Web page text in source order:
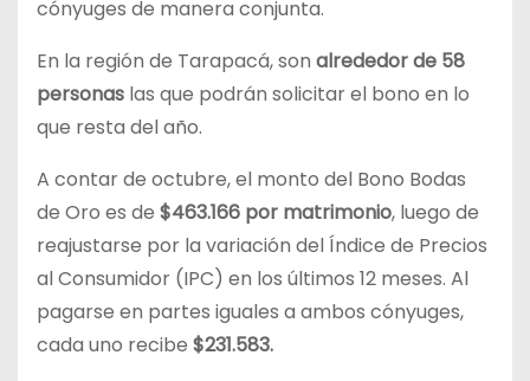
cónyuges de manera conjunta.
En la región de Tarapacá, son alrededor de 58
personas las que podrán solicitar el bono en lo
que resta del año.
A contar de octubre, el monto del Bono Bodas
de Oro es de $463.166 por matrimonio, luego de
reajustarse por la variación del Índice de Precios
al Consumidor (IPC) en los últimos 12 meses. Al
pagarse en partes iguales a ambos cónyuges,
cada uno recibe $231.583.